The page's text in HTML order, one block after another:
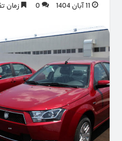
11 آبان 1404 0 زمان